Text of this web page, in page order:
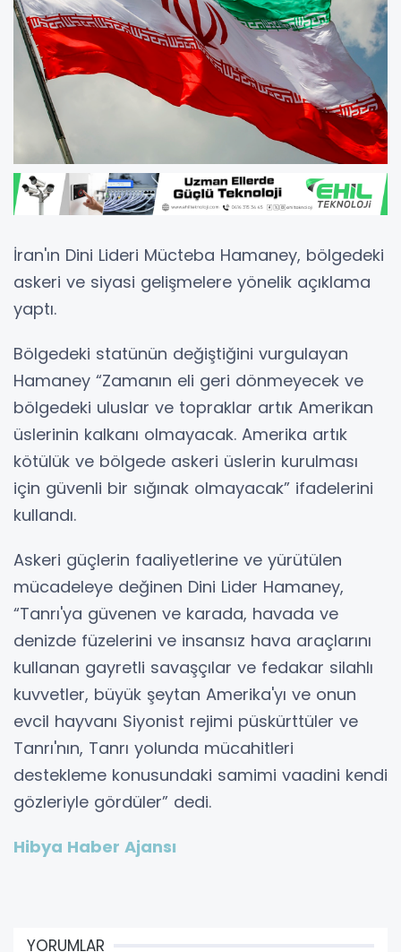
İran'ın Dini Lideri Mücteba Hamaney, bölgedeki
askeri ve siyasi gelişmelere yönelik açıklama
yaptı.
Bölgedeki statünün değiştiğini vurgulayan
Hamaney “Zamanın eli geri dönmeyecek ve
bölgedeki uluslar ve topraklar artık Amerikan
üslerinin kalkanı olmayacak. Amerika artık
kötülük ve bölgede askeri üslerin kurulması
için güvenli bir sığınak olmayacak” ifadelerini
kullandı.
Askeri güçlerin faaliyetlerine ve yürütülen
mücadeleye değinen Dini Lider Hamaney,
“Tanrı'ya güvenen ve karada, havada ve
denizde füzelerini ve insansız hava araçlarını
kullanan gayretli savaşçılar ve fedakar silahlı
kuvvetler, büyük şeytan Amerika'yı ve onun
evcil hayvanı Siyonist rejimi püskürttüler ve
Tanrı'nın, Tanrı yolunda mücahitleri
destekleme konusundaki samimi vaadini kendi
gözleriyle gördüler” dedi.
Hibya Haber Ajansı
YORUMLAR